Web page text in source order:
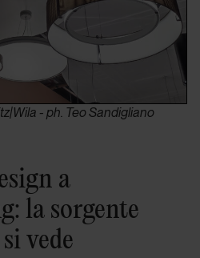
- ph. Teo Sandigliano
a
la sorgente
vede